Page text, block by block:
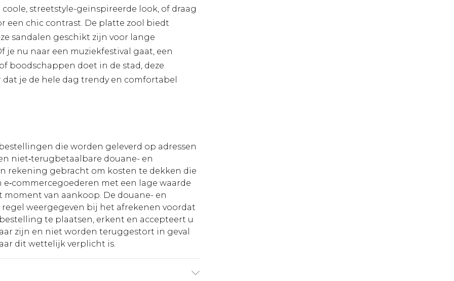
streetstyle-geïnspireerde look, of draag
een chic contrast. De platte zool biedt
sandalen geschikt zijn voor lange
nu naar een muziekfestival gaat, een
boodschappen doet in de stad, deze
je de hele dag trendy en comfortabel
die worden geleverd op adressen
niet‑terugbetaalbare douane- en
rekening gebracht om kosten te dekken die
met een lage waarde
van aankoop. De douane- en
weergegeven bij het afrekenen voordat
te plaatsen, erkent en accepteert u
zijn en niet worden teruggestort in geval
dit wettelijk verplicht is.